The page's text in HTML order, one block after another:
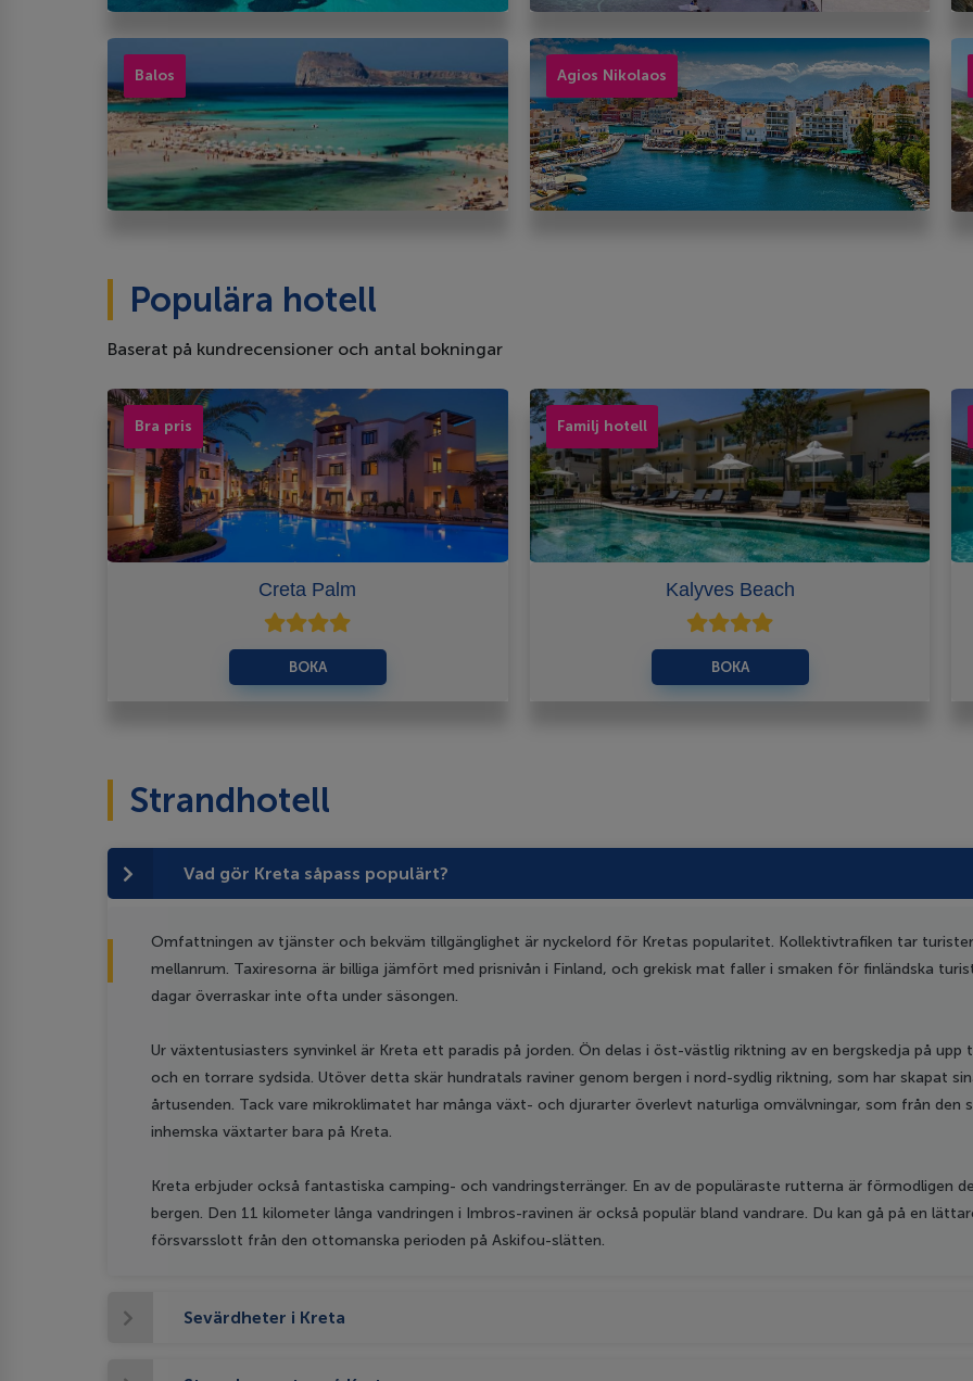
Balos Agios Nikolaos
Populära hotell
Baserat på kundrecensioner och antal bokningar
Bra pris
Creta Palm
BOKA
Familj hotell
Kalyves Beach
BOKA
Strandhotell
Vad gör Kreta såpass populärt?
Omfattningen av tjänster och bekväm tillgänglighet är nyckelord för Kretas popularitet. Kollektivtrafiken tar
mellanrum. Taxiresorna är billiga jämfört med prisnivån i Finland, och grekisk mat faller i smaken för finländska
dagar överraskar inte ofta under säsongen.
Ur växtentusiasters synvinkel är Kreta ett paradis på jorden. Ön delas i öst-västlig riktning av en bergskedja på
och en torrare sydsida. Utöver detta skär hundratals raviner genom bergen i nord-sydlig riktning, som har skapat
årtusenden. Tack vare mikroklimatet har många växt- och djurarter överlevt naturliga omvälvningar, som från den
inhemska växtarter bara på Kreta.
Kreta erbjuder också fantastiska camping- och vandringsterränger. En av de populäraste rutterna är förmodligen
bergen. Den 11 kilometer långa vandringen i Imbros-ravinen är också populär bland vandrare. Du kan gå på en
försvarsslott från den ottomanska perioden på Askifou-slätten.
Sevärdheter i Kreta